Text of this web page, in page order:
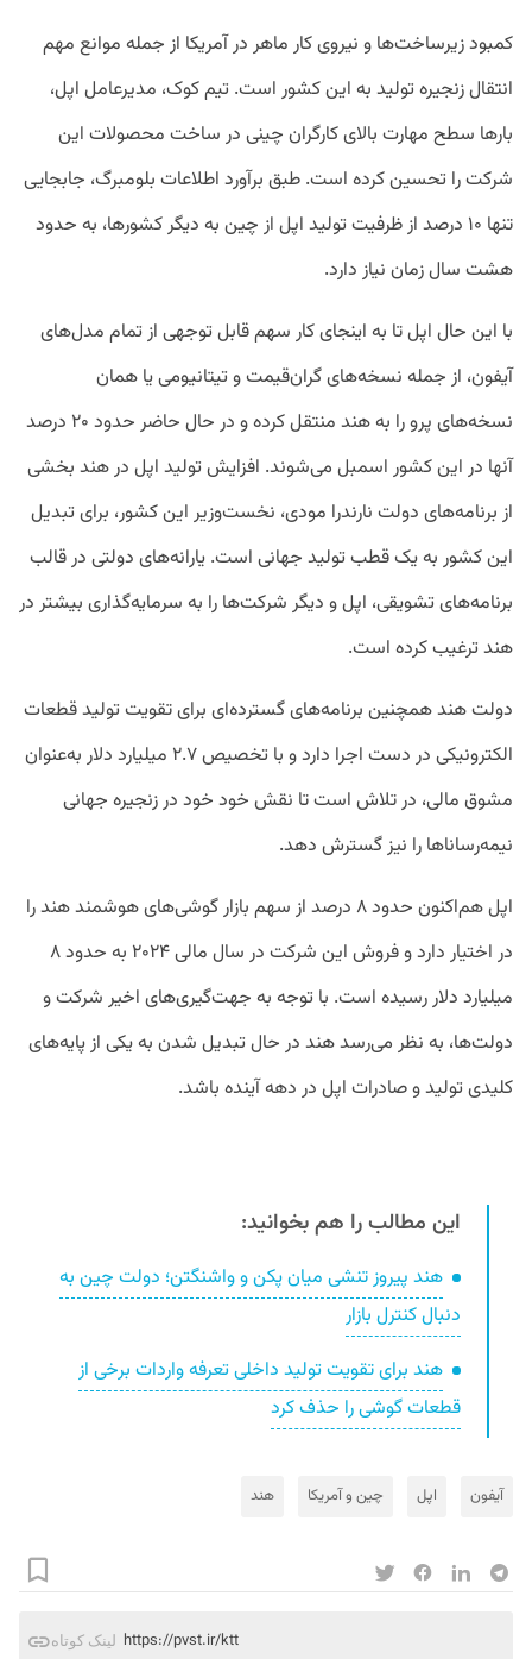
کمبود زیرساخت‌ها و نیروی کار ماهر در آمریکا از جمله موانع مهم
انتقال زنجیره تولید به این کشور است. تیم کوک، مدیرعامل اپل،
بارها سطح مهارت بالای کارگران چینی در ساخت محصولات این
شرکت را تحسین کرده است. طبق برآورد اطلاعات بلومبرگ، جابجایی
تنها ۱۰ درصد از ظرفیت تولید اپل از چین به دیگر کشورها، به حدود
هشت سال زمان نیاز دارد.
با این حال اپل تا به اینجای کار سهم قابل توجهی از تمام مدل‌های
آیفون، از جمله نسخه‌های گران‌قیمت و تیتانیومی یا همان
نسخه‌های پرو را به هند منتقل کرده و در حال حاضر حدود ۲۰ درصد
آنها در این کشور اسمبل می‌شوند. افزایش تولید اپل در هند بخشی
از برنامه‌های دولت نارندرا مودی، نخست‌وزیر این کشور، برای تبدیل
این کشور به یک قطب تولید جهانی است. یارانه‌های دولتی در قالب
برنامه‌های تشویقی، اپل و دیگر شرکت‌ها را به سرمایه‌گذاری بیشتر در
هند ترغیب کرده است.
دولت هند همچنین برنامه‌های گسترده‌ای برای تقویت تولید قطعات
الکترونیکی در دست اجرا دارد و با تخصیص ۲.۷ میلیارد دلار به‌عنوان
مشوق مالی، در تلاش است تا نقش خود خود در زنجیره جهانی
نیمه‌رساناها را نیز گسترش دهد.
اپل هم‌اکنون حدود ۸ درصد از سهم بازار گوشی‌های هوشمند هند را
در اختیار دارد و فروش این شرکت در سال مالی ۲۰۲۴ به حدود ۸
میلیارد دلار رسیده است. با توجه به جهت‌گیری‌های اخیر شرکت و
دولت‌ها، به نظر می‌رسد هند در حال تبدیل شدن به یکی از پایه‌های
کلیدی تولید و صادرات اپل در دهه آینده باشد.
این مطالب را هم بخوانید:
هند پیروز تنشی میان پکن و واشنگتن؛ دولت چین به
دنبال کنترل بازار
هند برای تقویت تولید داخلی تعرفه واردات برخی از
قطعات گوشی را حذف کرد
آیفون اپل چین و آمریکا هند
لینک کوتاه https://pvst.ir/ktt